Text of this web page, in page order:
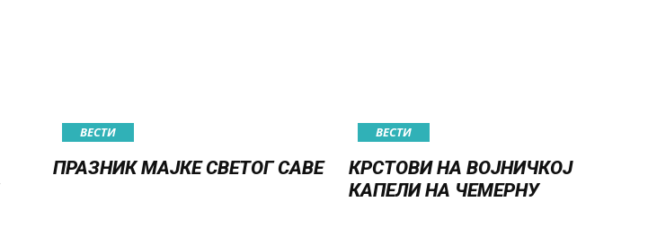
ВЕСТИ
ПРАЗНИК МАЈКЕ СВЕТОГ САВЕ
ВЕСТИ
КРСТОВИ НА ВОЈНИЧКОЈ
КАПЕЛИ НА ЧЕМЕРНУ